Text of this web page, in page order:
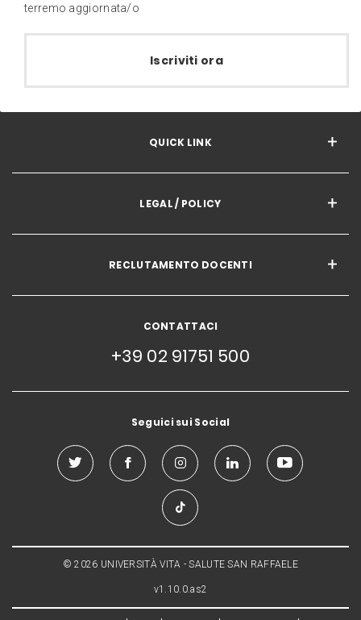
terremo aggiornata/o
Iscriviti ora
QUICK LINK
LEGAL / POLICY
RECLUTAMENTO DOCENTI
CONTATTACI
+39 02 91751 500
Seguici sui Social
© 2026 UNIVERSITÀ VITA - SALUTE SAN RAFFAELE
v1.10.0.as2